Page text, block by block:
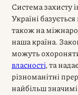
Система захисту
Україні
також на
наша країна.
можуть
власності, та
різноманітні
найбільш значимі